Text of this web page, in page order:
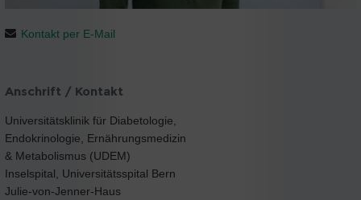
Kontakt per E-Mail
Anschrift / Kontakt
Universitätsklinik für Diabetologie,
Endokrinologie, Ernährungsmedizin
& Metabolismus (UDEM)
Inselspital, Universitätsspital Bern
Julie-von-Jenner-Haus